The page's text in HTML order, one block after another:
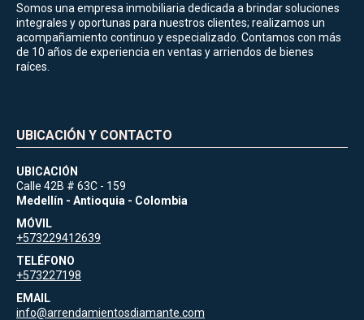
Somos una empresa inmobiliaria dedicada a brindar soluciones
integrales y oportunas para nuestros clientes; realizamos un
acompañamiento continuo y especializado. Contamos con más
de 10 años de experiencia en ventas y arriendos de bienes
raíces.
UBICACIÓN Y CONTACTO
UBICACIÓN
Calle 42B # 63C - 159
Medellín - Antioquia - Colombia
MÓVIL
+573229412639
TELÉFONO
+573227198
EMAIL
info@arrendamientosdiamante.com